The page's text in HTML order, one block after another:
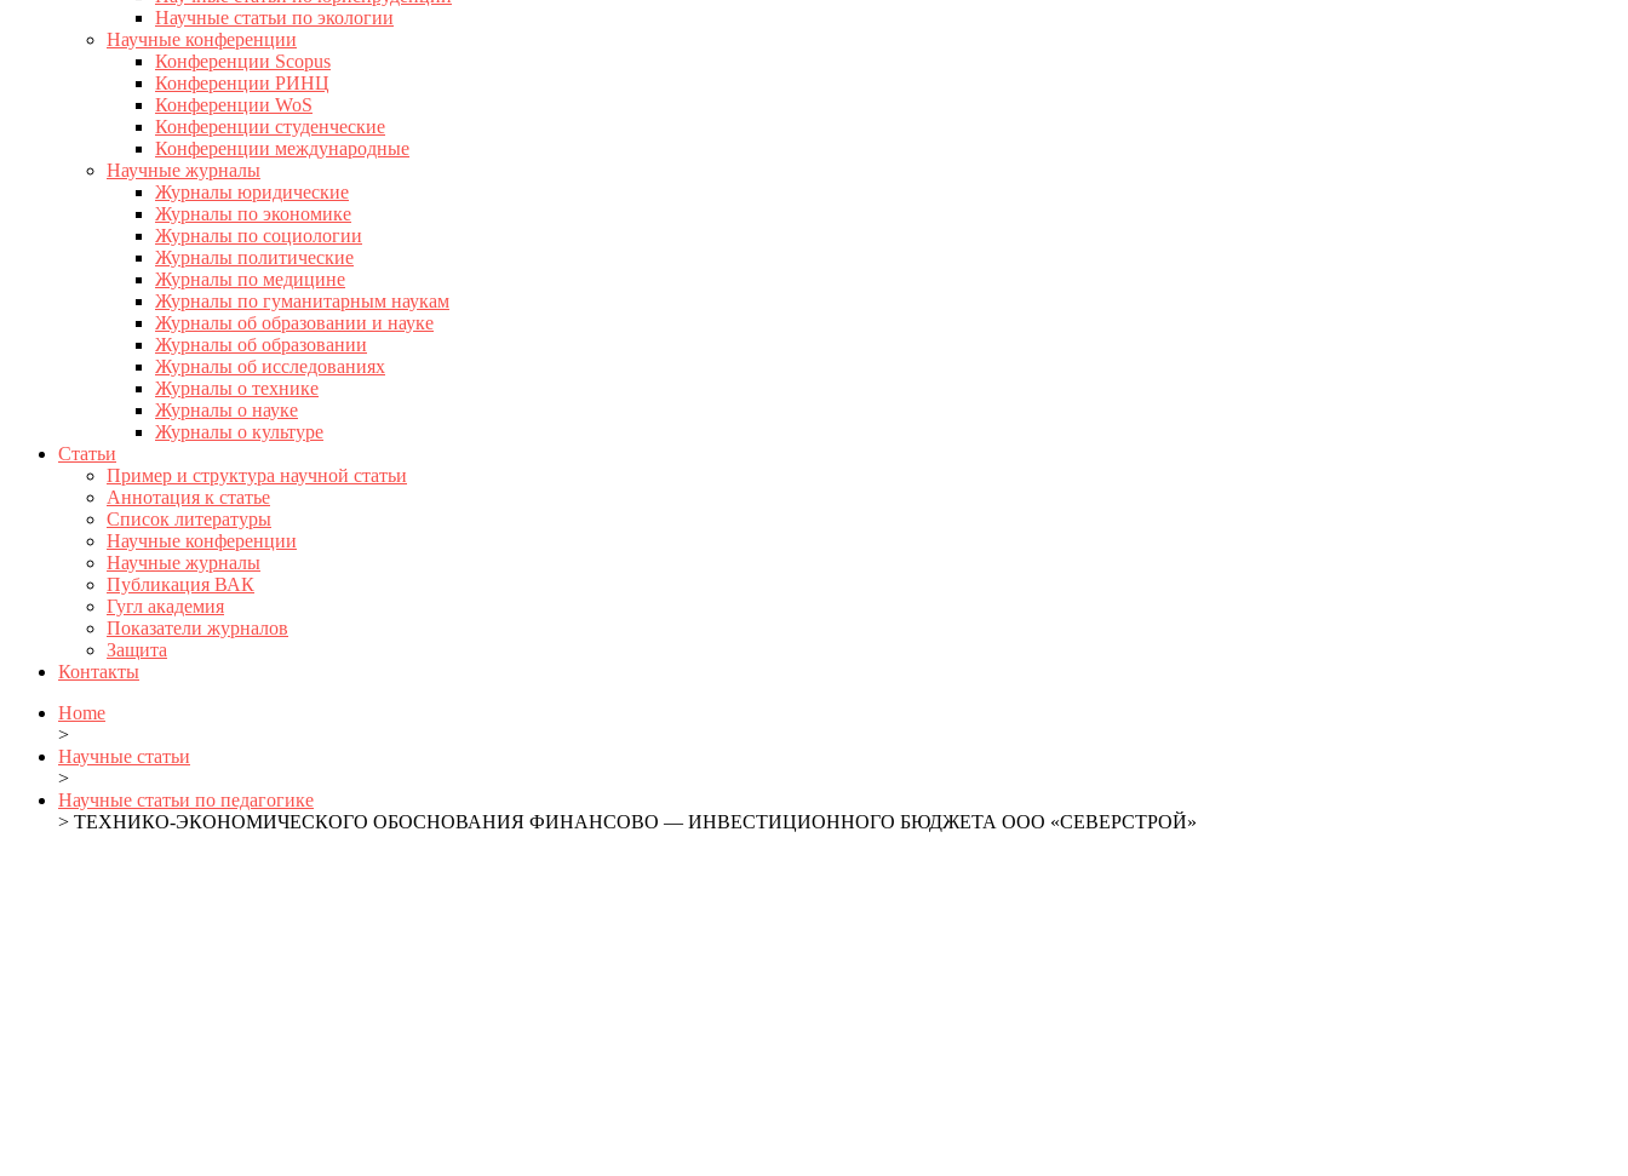
Научные статьи по экологии
Научные конференции
Конференции Scopus
Конференции РИНЦ
Конференции WoS
Конференции студенческие
Конференции международные
Научные журналы
Журналы юридические
Журналы по экономике
Журналы по социологии
Журналы политические
Журналы по медицине
Журналы по гуманитарным наукам
Журналы об образовании и науке
Журналы об образовании
Журналы об исследованиях
Журналы о технике
Журналы о науке
Журналы о культуре
Статьи
Пример и структура научной статьи
Аннотация к статье
Список литературы
Научные конференции
Научные журналы
Публикация ВАК
Гугл академия
Показатели журналов
Защита
Контакты
Home
>
Научные статьи
>
Научные статьи по педагогике
> ТЕХНИКО-ЭКОНОМИЧЕСКОГО ОБОСНОВАНИЯ ФИНАНСОВО — ИНВЕСТИЦИОННОГО БЮДЖЕТА ООО «СЕВЕРСТРОЙ»